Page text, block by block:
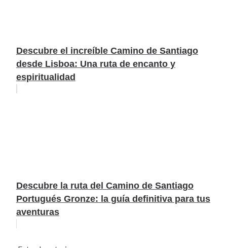
Descubre el increíble Camino de Santiago
desde Lisboa: Una ruta de encanto y
espiritualidad
Descubre la ruta del Camino de Santiago
Portugués Gronze: la guía definitiva para tus
aventuras